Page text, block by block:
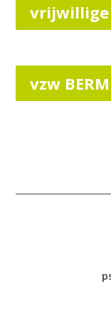
vrijwillige
vzw BERM